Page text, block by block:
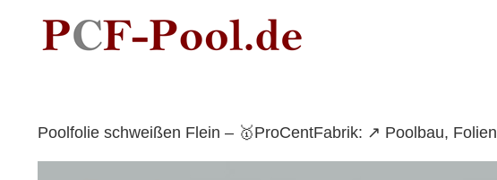
content
Poolfolie schweißen Flein – 🥇ProCentFabrik: ↗️ Poolbau,